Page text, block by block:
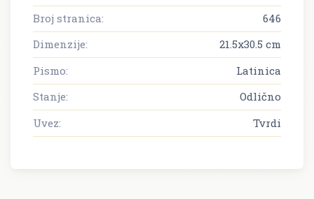
Broj stranica:
646
Dimenzije:
21.5x30.5 cm
Pismo:
Latinica
Stanje:
Odlično
Uvez:
Tvrdi